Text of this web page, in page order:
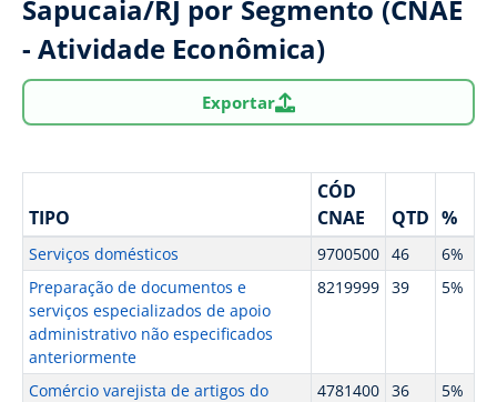
Sapucaia/RJ por Segmento (CNAE
- Atividade Econômica)
Exportar
TIPO
CÓD
CNAE
QTD %
Serviços domésticos 9700500 46
6%
Preparação de documentos e
serviços especializados de apoio
administrativo não especificados
anteriormente
8219999 39 5%
Comércio varejista de artigos do
4781400 36 5%